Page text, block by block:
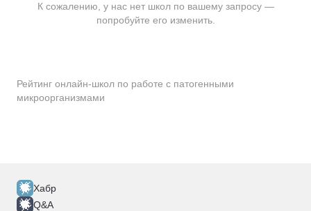
Рейтинг онлайн-школ по работе с патогенными
микроорганизмами
К сожалению, у нас нет школ по вашему запросу —
попробуйте его изменить.
Хабр
Q&A